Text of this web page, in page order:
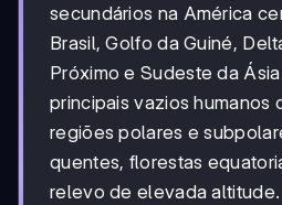
secundários na América
Brasil, Golfo da Guiné,
Próximo e Sudeste da
principais vazios humanos
regiões polares e
quentes, florestas
relevo de elevada altitude.